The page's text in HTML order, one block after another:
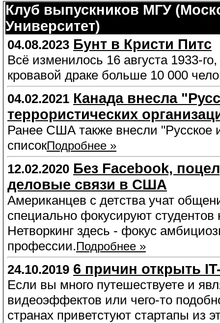
Клуб выпускников МГУ
Университет)
04.08.2023 Бунт в Кристи Питс
Всё изменилось 16 августа 1933-
кровавой драке больше 10 000
04.02.2021 Канада внесла
террористических
Ранее США также внесли "Русское
списокПодробнее »
12.02.2020 Без Facebook,
деловые связи в США
Американцев с детства учат
специально фокусируют
Нетворкинг здесь - фокус
профессии.Подробнее »
24.10.2019 6 причин открыть
Если вы много путешествуете и
видеоэффектов или чего-то
странах приветстуют стартапы из